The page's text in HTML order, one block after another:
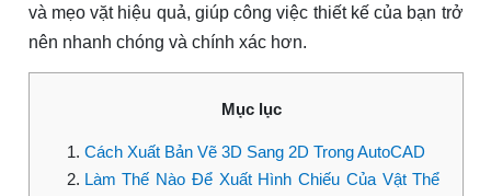
và mẹo vặt hiệu quả, giúp công việc thiết kế của bạn trở
nên nhanh chóng và chính xác hơn.
Mục lục
Cách Xuất Bản Vẽ 3D Sang 2D Trong AutoCAD
Làm Thế Nào Để Xuất Hình Chiếu Của Vật Thể